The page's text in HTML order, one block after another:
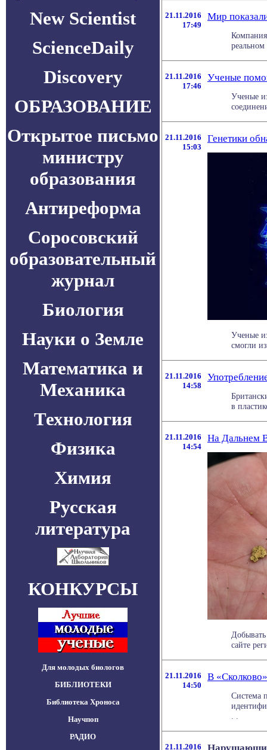
New Scientist
ScienceDaily
Discovery
ОБРАЗОВАНИЕ
Открытое письмо
министру
образования
Антиреформа
Соросовский
образовательный
журнал
Биология
Науки о Земле
Математика и
Механика
Технология
Физика
Химия
Русская
литература
КОНКУРСЫ
Для молодых биологов
БИБЛИОТЕКИ
Библиотека Хроноса
Научпоп
РАДИО
21.11.2016
17:49
Мир
21.11.2016
17:46
Ученые
Ученые
21.11.2016
15:03
Генетики
Ученые
смогли
21.11.2016
14:58
в
21.11.2016
14:54
На Дальнем
сайте
21.11.2016
14:50
В
Система
21.11.2016